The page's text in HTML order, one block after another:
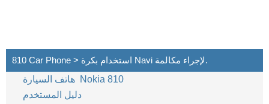
810 Car Phone > استخدام بكرة Navi لإجراء مكالمة.
هاتف السيارة Nokia 810
دليل المستخدم